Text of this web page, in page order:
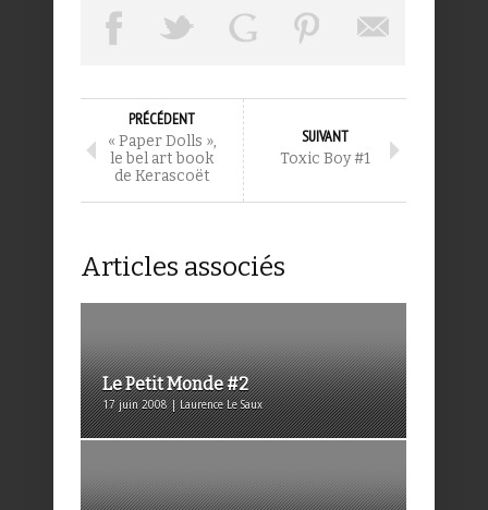
PRÉCÉDENT
« Paper Dolls »,
le bel art book
de Kerascoët
SUIVANT
Toxic Boy #1
Articles associés
Le Petit Monde #2
17 juin 2008 | Laurence Le Saux